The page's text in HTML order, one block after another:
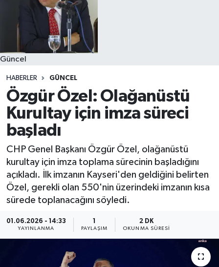
Güncel
HABERLER GÜNCEL
Özgür Özel: Olağanüstü
Kurultay için imza süreci
başladı
CHP Genel Başkanı Özgür Özel, olağanüstü
kurultay için imza toplama sürecinin başladığını
açıkladı. İlk imzanın Kayseri'den geldiğini belirten
Özel, gerekli olan 550'nin üzerindeki imzanın kısa
sürede toplanacağını söyledi.
01.06.2026 - 14:33
YAYINLANMA
1
PAYLAŞIM
2 DK
OKUNMA SÜRESI